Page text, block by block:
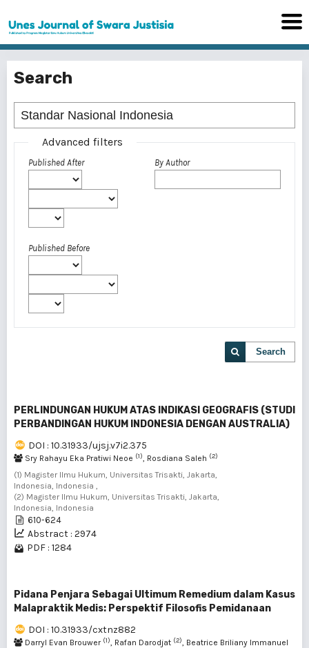
Search
Advanced filters
Published After
Published Before
By Author
Search
PERLINDUNGAN HUKUM ATAS INDIKASI GEOGRAFIS (STUDI
PERBANDINGAN HUKUM INDONESIA DENGAN AUSTRALIA)
DOI : 10.31933/ujsj.v7i2.375
Sry Rahayu Eka Pratiwi Neoe (1), Rosdiana Saleh (2)
(1) Magister Ilmu Hukum, Universitas Trisakti, Jakarta,
Indonesia, Indonesia ,
(2) Magister Ilmu Hukum, Universitas Trisakti, Jakarta,
Indonesia, Indonesia
610-624
Abstract : 2974
PDF : 1284
Pidana Penjara Sebagai Ultimum Remedium dalam Kasus
Malapraktik Medis: Perspektif Filosofis Pemidanaan
DOI : 10.31933/cxtnz882
Darryl Evan Brouwer (1), Rafan Darodjat (2), Beatrice Briliany Immanuel